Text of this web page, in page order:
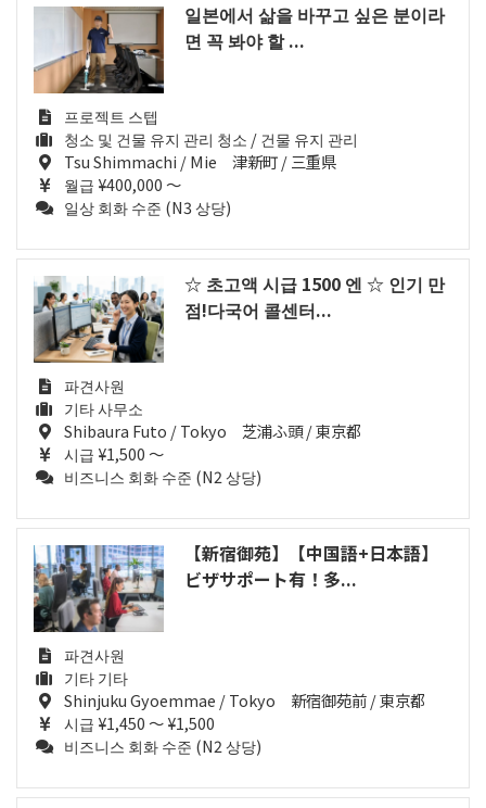
일본에서 삶을 바꾸고 싶은 분이라
면 꼭 봐야 할 ...
프로젝트 스텝
청소 및 건물 유지 관리 청소 / 건물 유지 관리
Tsu Shimmachi / Mie 津新町 / 三重県
월급 ¥400,000 ～
일상 회화 수준 (N3 상당)
☆ 초고액 시급 1500 엔 ☆ 인기 만
점!다국어 콜센터...
파견사원
기타 사무소
Shibaura Futo / Tokyo 芝浦ふ頭 / 東京都
시급 ¥1,500 ～
비즈니스 회화 수준 (N2 상당)
【新宿御苑】【中国語+日本語】
ビザサポート有！多...
파견사원
기타 기타
Shinjuku Gyoemmae / Tokyo 新宿御苑前 / 東京都
시급 ¥1,450 ～ ¥1,500
비즈니스 회화 수준 (N2 상당)